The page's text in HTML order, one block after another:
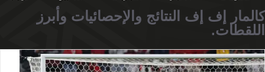
كالمار إف إف النتائج والإحصائيات وأبرز
اللقطات.